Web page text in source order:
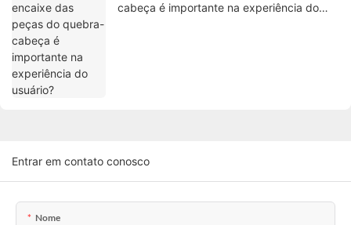
cabeça é importante na experiência do
Entrar em contato conosco
Nome